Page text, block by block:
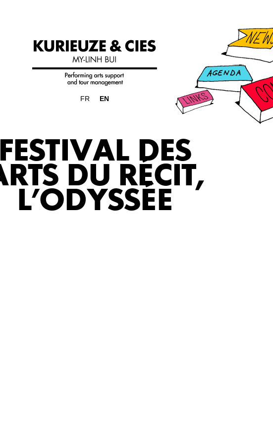
FR EN
FESTIVAL DES
DU RÉCIT,
L’ODYSSÉE